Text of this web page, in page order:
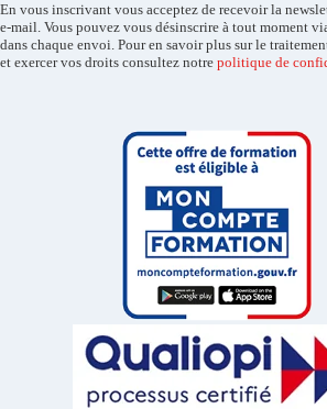
En vous inscrivant vous acceptez de recevoir la
e-mail. Vous pouvez vous désinscrire à tout moment
dans chaque envoi. Pour en savoir plus sur le
et exercer vos droits consultez notre politique de